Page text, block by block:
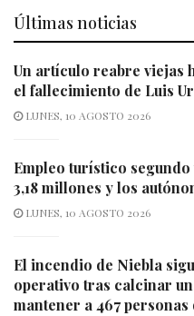
Últimas noticias
Un artículo reabre viejas
el fallecimiento de Luis
LUNES, 10 AGOSTO 2026
Empleo turístico
3,18 millones y los
LUNES, 10 AGOSTO 2026
El incendio de Niebla
operativo tras calcinar
mantener a 467 personas